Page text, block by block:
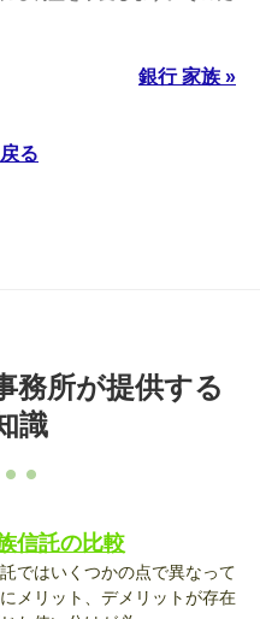
銀行 家族 »
る
務所が提供する
識
信託の比較
ではいくつかの点で異なって
メリット、デメリットが存在